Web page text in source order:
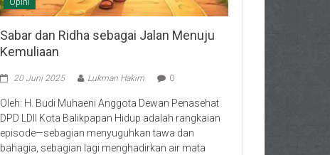
Opini
Sabar dan Ridha sebagai Jalan Menuju
Kemuliaan
20 Juni 2025 Lukman Hakim 0
Oleh: H. Budi Muhaeni Anggota Dewan Penasehat
DPD LDII Kota Balikpapan Hidup adalah rangkaian
episode—sebagian menyuguhkan tawa dan
bahagia, sebagian lagi menghadirkan air mata